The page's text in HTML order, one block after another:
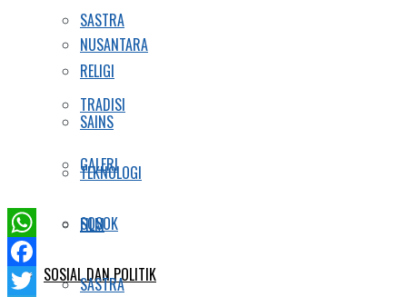
SASTRA
RELIGI
SAINS
TEKNOLOGI
SOSOK
SOSIAL DAN POLITIK
NUSANTARA
TRADISI
GALERI
FILM
SASTRA
WhatsApp
Facebook